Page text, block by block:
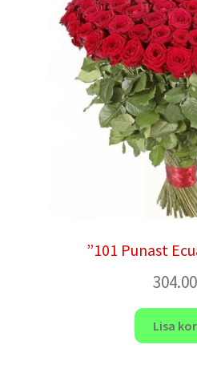
”101 Punast
304.00
Lisa